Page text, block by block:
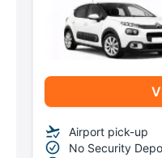
Airport pick-up
No Security